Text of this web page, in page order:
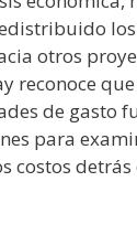
otros
reconoce
de gasto
para
costos detrás